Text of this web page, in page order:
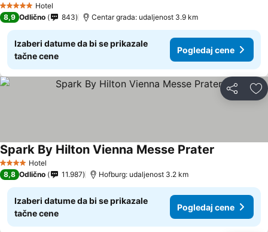
5 ZvezdiceHotel
8,9 Odlično 843 Centar grada: udaljenost 3.9 km
Izaberi datume da bi se prikazale
tačne cene
Pogledaj cene
Deli
4 ZvezdiceHotel
Spark By Hilton Vienna Messe Prater
8,8 Odlično 11.987 Hofburg: udaljenost 3.2 km
Izaberi datume da bi se prikazale
tačne cene
Pogledaj cene